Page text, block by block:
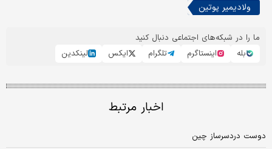
ولادیمیر پوتین
ما را در شبکه‌های اجتماعی دنبال کنید
بله
اینستاگرم تلگرام ایکس لینکدین
اخبار مرتبط
دوست دردسر‌ساز چین